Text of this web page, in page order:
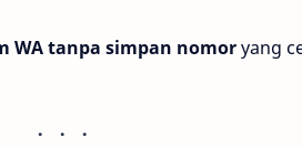
WA tanpa simpan nomoryang